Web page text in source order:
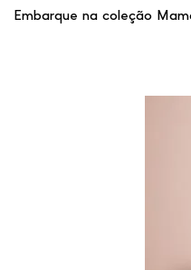
Embarque na coleção